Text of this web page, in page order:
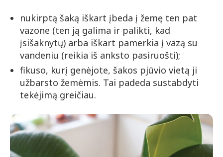
nukirptą šaką iškart įbeda į žemę ten pat
vazone (ten ją galima ir palikti, kad
įsišaknytų) arba iškart pamerkia į vazą su
vandeniu (reikia iš anksto pasiruošti);
fikuso, kurį genėjote, šakos pjūvio vietą ji
užbarsto žemėmis. Tai padeda sustabdyti
tekėjimą greičiau.